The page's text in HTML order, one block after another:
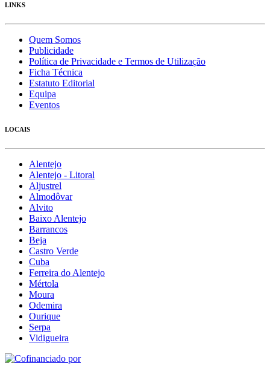
LINKS
Quem Somos
Publicidade
Política de Privacidade e Termos de Utilização
Ficha Técnica
Estatuto Editorial
Equipa
Eventos
LOCAIS
Alentejo
Alentejo - Litoral
Aljustrel
Almodôvar
Alvito
Baixo Alentejo
Barrancos
Beja
Castro Verde
Cuba
Ferreira do Alentejo
Mértola
Moura
Odemira
Ourique
Serpa
Vidigueira